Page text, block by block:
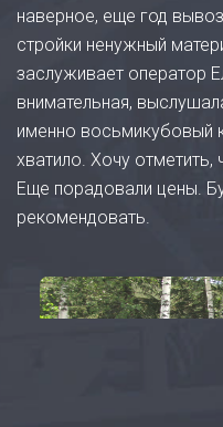
наверное, еще год
стройки ненужный
заслуживает оператор
внимательная,
именно восьмикубовый
хватило. Хочу отметить,
Еще порадовали цены.
рекомендовать.